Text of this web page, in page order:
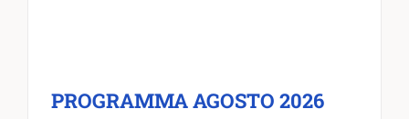
PROGRAMMA AGOSTO 2026